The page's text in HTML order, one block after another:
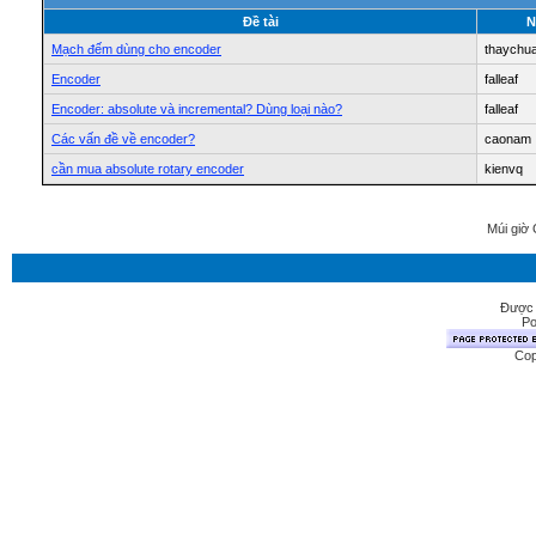
Ðề tài
Mạch đếm dùng cho encoder
Encoder falleaf
Encoder: absolute và incremental? Dùng loại nào? falleaf
Các vấn đề về encoder? caonam
cần mua absolute rotary encoder kienvq
Múi giờ
Được